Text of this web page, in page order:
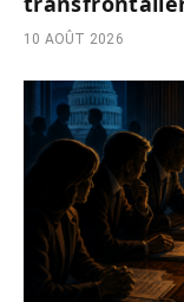
10 AOÛT 2026